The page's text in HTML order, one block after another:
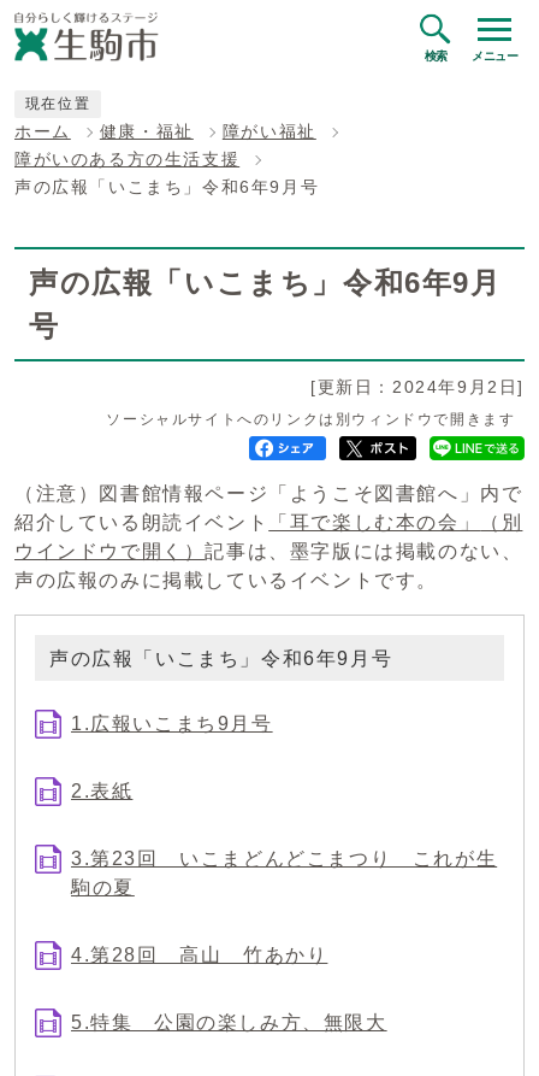
検索 メニュー
現在位置
ホーム 健康・福祉
障がい福祉
障がいのある方の生活支援
声の広報「いこまち」令和6年9月号
声の広報「いこまち」令和6年9月
号
[更新日：2024年9月2日]
ソーシャルサイトへのリンクは別ウィンドウで開きます
（注意）図書館情報ページ「ようこそ図書館へ」内で
紹介している朗読イベント
「耳で楽しむ本の会」
（別
ウインドウで開く）記事は、墨字版には掲載のない、
声の広報のみに掲載しているイベントです。
声の広報「いこまち」令和6年9月号
1.広報いこまち9月号
2.表紙
3.第23回 いこまどんどこまつり これが生
駒の夏
4.第28回 高山 竹あかり
5.特集 公園の楽しみ方、無限大